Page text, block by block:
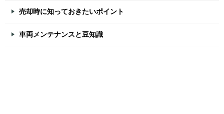
売却時に知っておきたいポイント
車両メンテナンスと豆知識